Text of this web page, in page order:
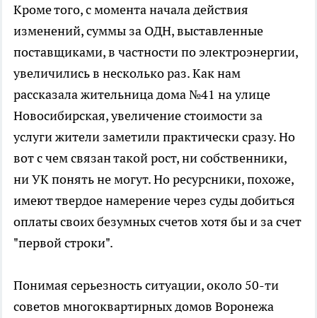
Кроме того, с момента начала действия
изменений, суммы за ОДН, выставленные
поставщиками, в частности по электроэнергии,
увеличились в несколько раз. Как нам
рассказала жительница дома №41 на улице
Новосибирская, увеличение стоимости за
услуги жители заметили практически сразу. Но
вот с чем связан такой рост, ни собственники,
ни УК понять не могут. Но ресурсники, похоже,
имеют твердое намерение через суды добиться
оплаты своих безумных счетов хотя бы и за счет
"первой строки".
Понимая серьезность ситуации, около 50-ти
советов многоквартирных домов Воронежа